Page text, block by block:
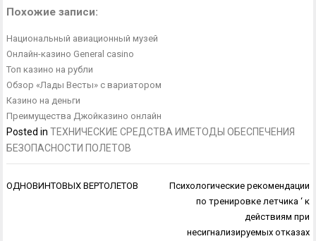
Похожие записи:
Национальный авиационный музей
Онлайн-казино General casino
Топ казино на рубли
Обзор «Лады Весты» с вариатором
Казино на деньги
Преимущества Джойказино онлайн
Posted inТЕХНИЧЕСКИЕ СРЕДСТВА ИМЕТОДЫ ОБЕСПЕЧЕНИЯ
БЕЗОПАСНОСТИ ПОЛЕТОВ
Навигация
ОДНОВИНТОВЫХ ВЕРТОЛЕТОВ
Психологические рекомендации
по тренировке летчика ‘ к
действиям при
несигнализируемых отказах